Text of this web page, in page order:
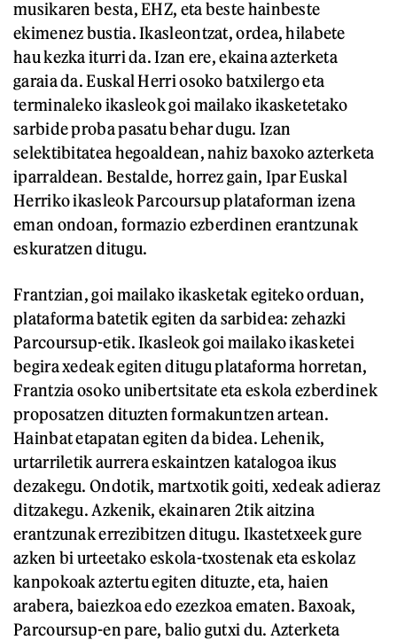
musikaren besta, EHZ, eta beste hainbeste
ekimenez bustia. Ikasleontzat, ordea, hilabete
hau kezka iturri da. Izan ere, ekaina azterketa
garaia da. Euskal Herri osoko batxilergo eta
terminaleko ikasleok goi mailako ikasketetako
sarbide proba pasatu behar dugu. Izan
selektibitatea hegoaldean, nahiz baxoko azterketa
iparraldean. Bestalde, horrez gain, Ipar Euskal
Herriko ikasleok Parcoursup plataforman izena
eman ondoan, formazio ezberdinen erantzunak
eskuratzen ditugu.
Frantzian, goi mailako ikasketak egiteko orduan,
plataforma batetik egiten da sarbidea: zehazki
Parcoursup-etik. Ikasleok goi mailako ikasketei
begira xedeak egiten ditugu plataforma horretan,
Frantzia osoko unibertsitate eta eskola ezberdinek
proposatzen dituzten formakuntzen artean.
Hainbat etapatan egiten da bidea. Lehenik,
urtarriletik aurrera eskaintzen katalogoa ikus
dezakegu. Ondotik, martxotik goiti, xedeak adieraz
ditzakegu. Azkenik, ekainaren 2tik aitzina
erantzunak errezibitzen ditugu. Ikastetxeek gure
azken bi urteetako eskola-txostenak eta eskolaz
kanpokoak aztertu egiten dituzte, eta, haien
arabera, baiezkoa edo ezezkoa ematen. Baxoak,
Parcoursup-en pare, balio gutxi du. Azterketa